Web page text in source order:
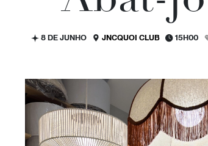
8 DE JUNHO JNCQUOI CLUB 15H00